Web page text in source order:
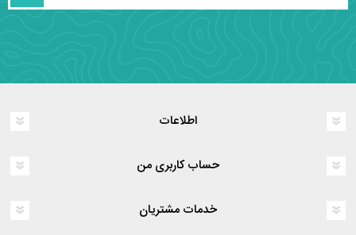
اطلاعات
حساب کاربری من
خدمات مشتریان